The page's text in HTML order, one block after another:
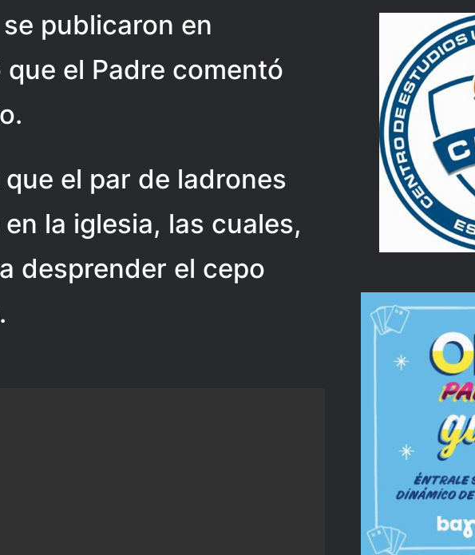
publicaron en
el Padre comentó
el par de ladrones
la iglesia, las cuales,
desprender el cepo